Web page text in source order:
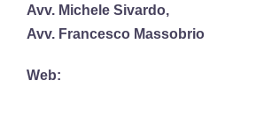
Avv. Michele Sivardo,
Avv. Francesco Massobrio
Web: